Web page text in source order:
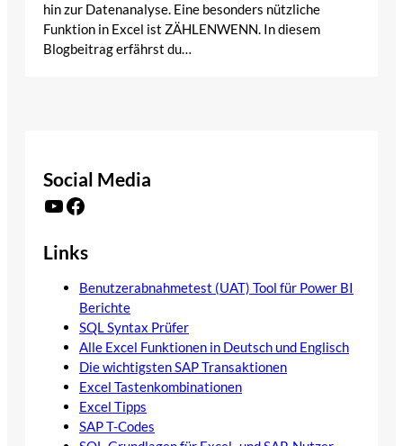
hin zur Datenanalyse. Eine besonders nützliche
Funktion in Excel ist ZÄHLENWENN. In diesem
Blogbeitrag erfährst du…
Social Media
YouTube Facebook
Links
Benutzerabnahmetest (UAT) Tool für Power BI
Berichte
SQL Syntax Prüfer
Alle Excel Funktionen in Deutsch und Englisch
Die wichtigsten SAP Transaktionen
Excel Tastenkombinationen
Excel Tipps
SAP T-Codes